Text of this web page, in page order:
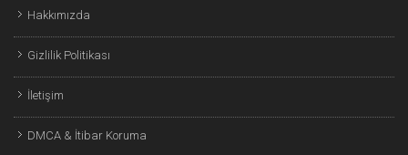
Hakkımızda
Gizlilik Politikası
İletişim
DMCA & İtibar Koruma